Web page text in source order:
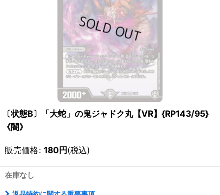
〔状態B〕「大蛇」の鬼ジャドク丸【VR】{RP143/95}
《闇》
販売価格: 180円(税込)
在庫なし